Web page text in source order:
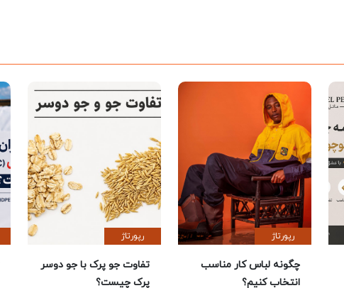
رپورتاژ
چگونه لباس کار مناسب
انتخاب کنیم؟
رپورتاژ
تفاوت جو پرک با جو دوسر
پرک چیست؟